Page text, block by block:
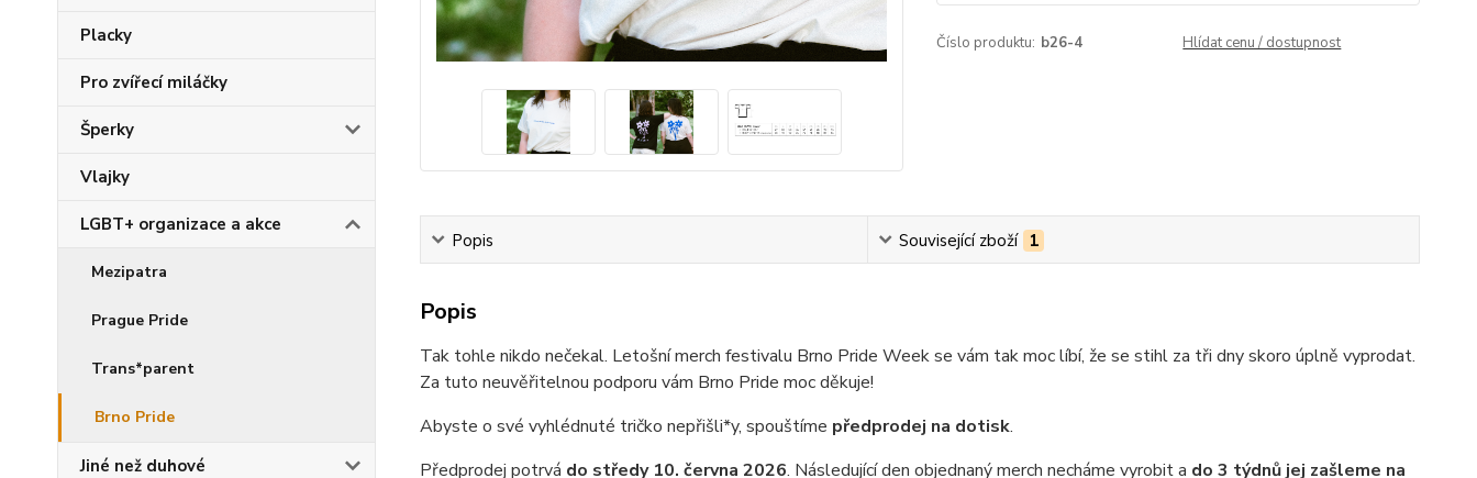
Placky
Pro zvířecí miláčky
Šperky
Vlajky
LGBT+ organizace a akce
Mezipatra
Prague Pride
Trans*parent
Brno Pride
Jiné než duhové
Číslo produktu: b26-4 Hlídat cenu / dostupnost
Popis Související zboží 1
Popis
Tak tohle nikdo nečekal. Letošní merch festivalu Brno Pride Week se vám tak moc líbí, že se stihl za tři dny skoro úplně vyprodat.
Za tuto neuvěřitelnou podporu vám Brno Pride moc děkuje!
Abyste o své vyhlédnuté tričko nepřišli*y, spouštíme předprodej na dotisk.
Předprodej potrvá do středy 10. června 2026. Následující den objednaný merch necháme vyrobit a do 3 týdnů jej zašleme na